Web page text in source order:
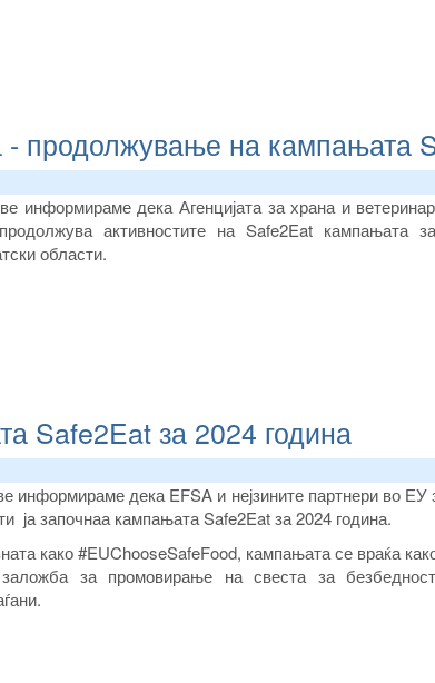
- продолжување на кампањата
информираме дека Агенцијата за храна и
активностите на Safe2Eat кампањата
области.
Safe2Eat за 2024 година
информираме дека EFSA и нејзините партнери во ЕУ
ја започнаа кампањата Safe2Eat за 2024 година.
како #EUChooseSafeFood, кампањата се враќа
за промовирање на свеста за